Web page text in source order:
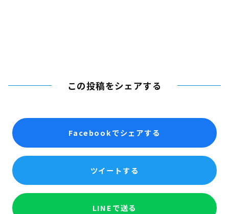
この投稿をシェアする
Facebookでシェアする
ツイートする
LINEで送る